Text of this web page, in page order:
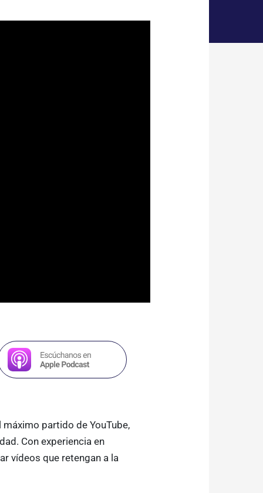
partido de YouTube,
Con experiencia en
vídeos que retengan a la